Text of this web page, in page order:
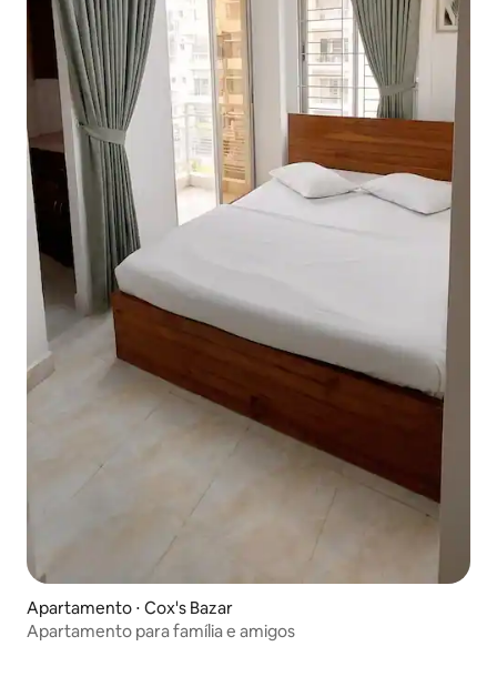
Apartamento ⋅ Cox's Bazar
Apartamento para família e amigos